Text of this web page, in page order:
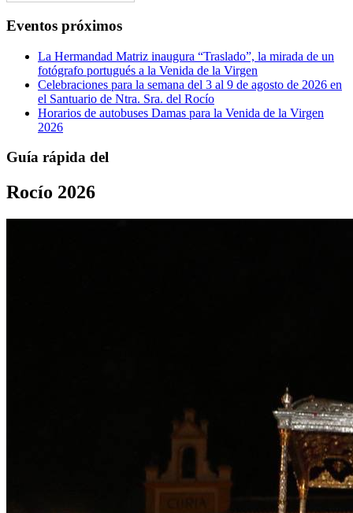
Eventos próximos
La Hermandad Matriz inaugura “Traslado”, la mirada de un
fotógrafo portugués a la Venida de la Virgen
Celebraciones para la semana del 3 al 9 de agosto de 2026 en
el Santuario de Ntra. Sra. del Rocío
Horarios de autobuses Damas para la Venida de la Virgen
2026
Guía rápida del
Rocío 2026